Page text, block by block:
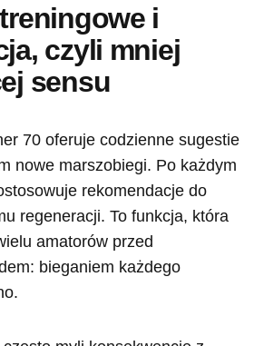
i
czyli mniej
sensu
70 oferuje codzienne sugestie
nowe marszobiegi. Po każdym
rekomendacje do
regeneracji. To funkcja, która
amatorów przed
bieganiem każdego